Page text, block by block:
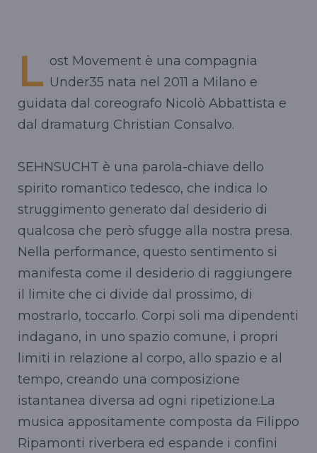
L ost Movement è una compagnia
Under35 nata nel 2011 a Milano e
guidata dal coreografo Nicolò Abbattista e
dal dramaturg Christian Consalvo.
SEHNSUCHT è una parola-chiave dello
spirito romantico tedesco, che indica lo
struggimento generato dal desiderio di
qualcosa che però sfugge alla nostra presa.
Nella performance, questo sentimento si
manifesta come il desiderio di raggiungere
il limite che ci divide dal prossimo, di
mostrarlo, toccarlo. Corpi soli ma dipendenti
indagano, in uno spazio comune, i propri
limiti in relazione al corpo, allo spazio e al
tempo, creando una composizione
istantanea diversa ad ogni ripetizione.La
musica appositamente composta da Filippo
Ripamonti riverbera ed espande i confini